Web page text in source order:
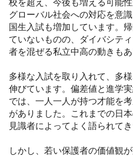
グローバル社会への対応を意
国生入試も増加しています。
ていないものの、ダイバシテ
者を混ぜる私立中高の動きもあ
多様な入試を取り入れて、多
伸びています。偏差値と進学
では、一人一人が持つ才能を
がありました。これまでの日
見識者によってよく語られて
しかし、若い保護者の価値観